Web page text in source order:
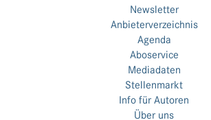
Newsletter
Anbieterverzeichnis
Agenda
Aboservice
Mediadaten
Stellenmarkt
Info für Autoren
Über uns